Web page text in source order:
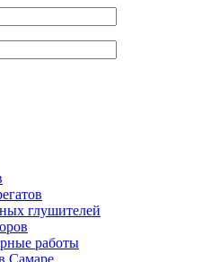
глушителей
работы
Самаре